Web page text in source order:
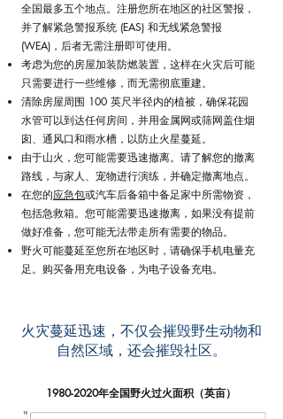
全国最多五个地点。注册您所在地区的社区警报，
并了解紧急警报系统 (EAS) 和无线紧急警报
(WEA)，后者无需注册即可使用。
考虑为您的房屋加装防燃装置，这样在火灾后可能
只需要进行一些维修，而无需彻底重建。
清除房屋周围 100 英尺半径内的植被，确保花园
水管可以到达任何房间，并用金属网或筛网盖住烟
囱、通风口和雨水槽，以防止火星蔓延。
由于山火，您可能需要迅速撤离。请了解您的撤离
路线，与家人、宠物进行演练，并确定撤离地点。
在您的应急包或汽车后备箱中备足家中所需物资，
包括急救箱。您可能需要迅速撤离，如果没有提前
做好准备，您可能无法带走所有需要的物品。
野火可能蔓延至您所在地区时，请确保手机电量充
足。购买备用充电设备，为电子设备充电。
火灾蔓延迅速，不仅会摧毁野生动物和
自然区域，还会摧毁社区。
1980-2020年全国野火过火面积（英亩）